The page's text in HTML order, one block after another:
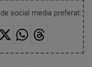
social media preferat: